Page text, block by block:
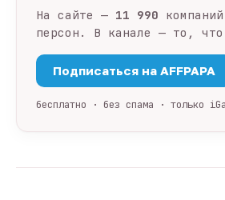
На сайте — 11 990
персон. В канале — то, что
Подписаться на AFFPAPA
бесплатно · без спама · только